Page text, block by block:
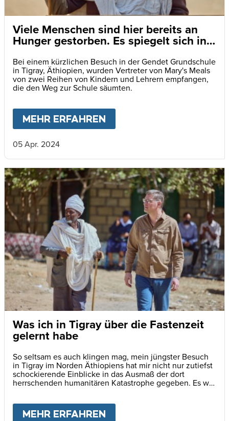
Viele Menschen sind hier bereits an
Hunger gestorben. Es spiegelt sich in
den Augen der Kinder wider
Bei einem kürzlichen Besuch in der Gendet Grundschule
in Tigray, Äthiopien, wurden Vertreter von Mary's Meals
von zwei Reihen von Kindern und Lehrern empfangen,
die den Weg zur Schule säumten.
MEHR ERFAHREN
05 Apr. 2024
Was ich in Tigray über die Fastenzeit
gelernt habe
So seltsam es auch klingen mag, mein jüngster Besuch
in Tigray im Norden Äthiopiens hat mir nicht nur zutiefst
schockierende Einblicke in das Ausmaß der dort
herrschenden humanitären Katastrophe gegeben. Es war
MEHR ERFAHREN